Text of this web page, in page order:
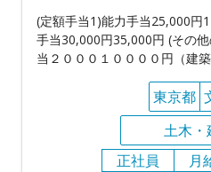
(定額手当1)能力手当25,000円
手当30,000円35,000円 (その
当２０００１００００円（建
東京都
土木・
正社員
月